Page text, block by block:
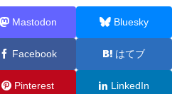
Mastodon Bluesky
Facebook はてブ
Pinterest LinkedIn